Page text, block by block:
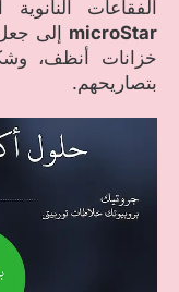
الفقاعات
microStar إلى
خزانات أنظف،
بتصاريحهم.